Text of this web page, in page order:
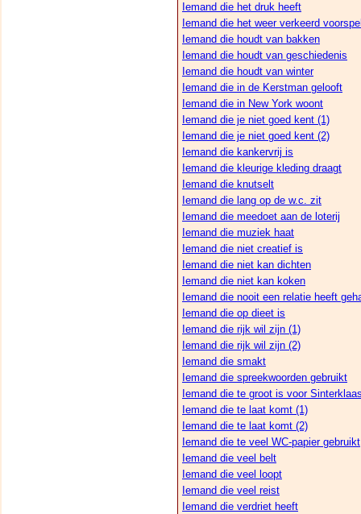
Iemand die het druk heeft
Iemand die het weer verkeerd
Iemand die houdt van bakken
Iemand die houdt van geschiedenis
Iemand die houdt van winter
Iemand die in de Kerstman gelooft
Iemand die in New York woont
Iemand die je niet goed kent (1)
Iemand die je niet goed kent (2)
Iemand die kankervrij is
Iemand die kleurige kleding draagt
Iemand die knutselt
Iemand die lang op de w.c. zit
Iemand die meedoet aan de loterij
Iemand die muziek haat
Iemand die niet creatief is
Iemand die niet kan dichten
Iemand die niet kan koken
Iemand die nooit een relatie heeft
Iemand die op dieet is
Iemand die rijk wil zijn (1)
Iemand die rijk wil zijn (2)
Iemand die smakt
Iemand die spreekwoorden gebruikt
Iemand die te groot is voor
Iemand die te laat komt (1)
Iemand die te laat komt (2)
Iemand die te veel WC-papier gebruikt
Iemand die veel belt
Iemand die veel loopt
Iemand die veel reist
Iemand die verdriet heeft